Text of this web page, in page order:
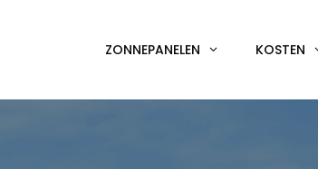
ZONNEPANELEN KOSTEN